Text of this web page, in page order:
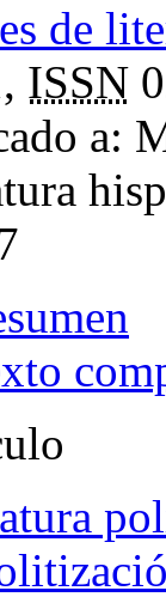
de
ISSN
a: